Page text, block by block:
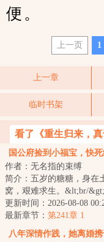
便。
上一页 1
上一章
临时书架
看了《重生归来，
国公府捡到小福宝，快
房杀疯了
作者：无名指的束缚
简介：五岁的糖糖，身在
窝，艰难求生。&lt;br/
得爹娘和哥哥来接自己，
直痴痴等待。&...
更新时间：2026-08-08
最新章节： 第241章 1
八年深情作践，她离婚携